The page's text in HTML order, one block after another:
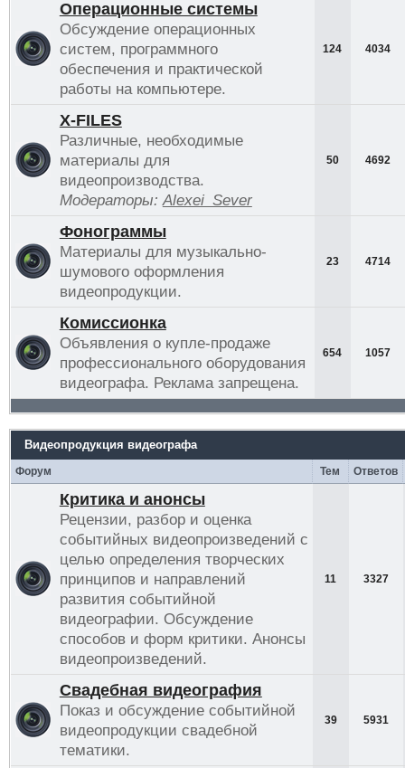
Операционные системы
Обсуждение операционных
систем, программного
обеспечения и практической
работы на компьютере.
124 4034
Х-FILES
Различные, необходимые
материалы для
видеопроизводства.
Модераторы: Alexei_Sever
50 4692
Фонограммы
Материалы для музыкально-
шумового оформления
видеопродукции.
23 4714
Комиссионка
Объявления о купле-продаже
профессионального оборудования
видеографа. Реклама запрещена.
654 1057
Видеопродукция видеографа
Форум Тем Ответов
Критика и анонсы
Рецензии, разбор и оценка
событийных видеопроизведений с
целью определения творческих
принципов и направлений
развития событийной
видеографии. Обсуждение
способов и форм критики. Анонсы
видеопроизведений.
11 3327
Свадебная видеография
Показ и обсуждение событийной
видеопродукции свадебной
тематики.
39 5931